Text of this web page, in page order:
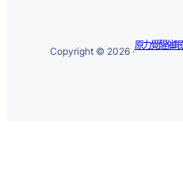
Copyright © 2026 ·
原力覺醒催